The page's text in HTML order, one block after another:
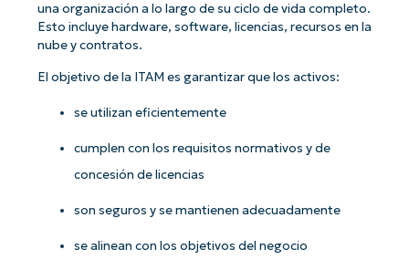
una organización a lo largo de su ciclo de vida completo.
Esto incluye hardware, software, licencias, recursos en la
nube y contratos.
El objetivo de la ITAM es garantizar que los activos:
se utilizan eficientemente
cumplen con los requisitos normativos y de
concesión de licencias
son seguros y se mantienen adecuadamente
se alinean con los objetivos del negocio